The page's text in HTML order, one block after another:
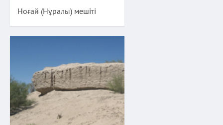
Ноғай (Нұралы) мешіті